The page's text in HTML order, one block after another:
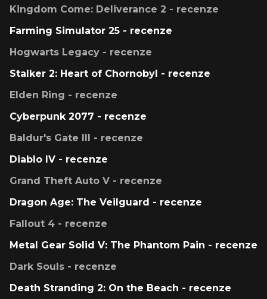
Kingdom Come: Deliverance 2 - recenze
Farming Simulator 25 - recenze
Hogwarts Legacy - recenze
Stalker 2: Heart of Chornobyl - recenze
Elden Ring - recenze
Cyberpunk 2077 - recenze
Baldur's Gate III - recenze
Diablo IV - recenze
Grand Theft Auto V - recenze
Dragon Age: The Veilguard - recenze
Fallout 4 - recenze
Metal Gear Solid V: The Phantom Pain - recenze
Dark Souls - recenze
Death Stranding 2: On the Beach - recenze